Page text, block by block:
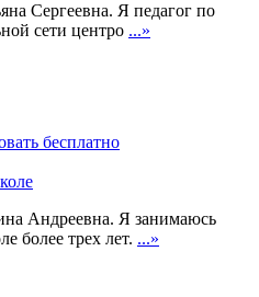
Сергеевна. Я педагог по
сети центро ...»
бесплатно
Андреевна. Я занимаюсь
более трех лет. ...»